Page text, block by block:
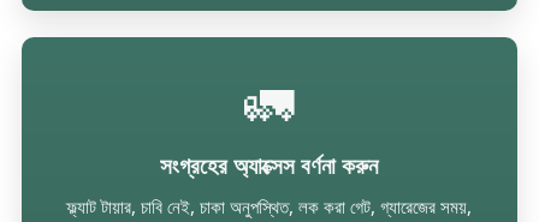
🚛
সংগ্রহের অ্যাক্সেস বর্ণনা করুন
ফ্ল্যাট টায়ার, চাবি নেই, চাকা অনুপস্থিত, লক করা গেট, গ্যারেজের সময়,